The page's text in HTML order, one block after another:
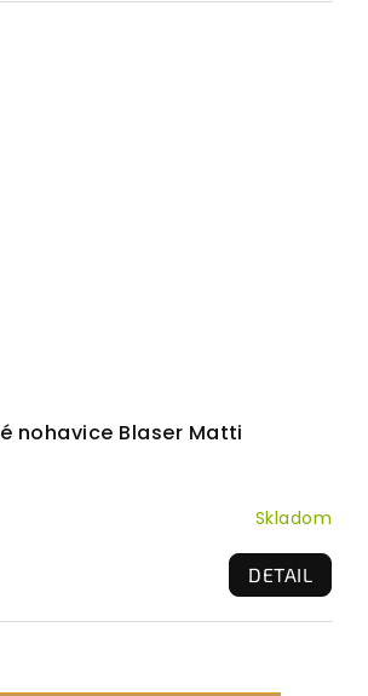
nohavice Blaser Matti
Skladom
DETAIL